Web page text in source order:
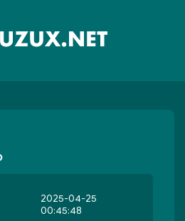
2025-04-25
00:45:48